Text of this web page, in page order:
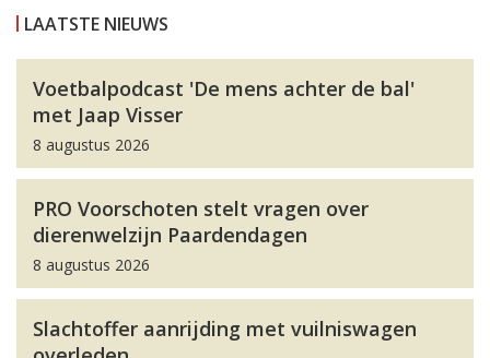
LAATSTE NIEUWS
Voetbalpodcast 'De mens achter de bal'
met Jaap Visser
8 augustus 2026
PRO Voorschoten stelt vragen over
dierenwelzijn Paardendagen
8 augustus 2026
Slachtoffer aanrijding met vuilniswagen